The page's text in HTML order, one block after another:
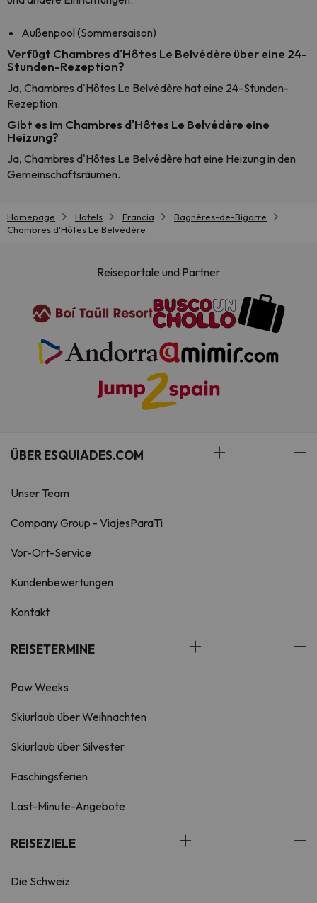
Außenpool (Sommersaison)
Verfügt Chambres d'Hôtes Le Belvédère über eine 24-
Stunden-Rezeption?
Ja, Chambres d'Hôtes Le Belvédère hat eine 24-Stunden-
Rezeption.
Gibt es im Chambres d'Hôtes Le Belvédère eine
Heizung?
Ja, Chambres d'Hôtes Le Belvédère hat eine Heizung in den
Gemeinschaftsräumen.
Homepage Hotels Francia
Bagnères-de-Bigorre
Chambres d'Hôtes Le Belvédère
Reiseportale und Partner
ÜBER ESQUIADES.COM
Unser Team
Company Group - ViajesParaTi
Vor-Ort-Service
Kundenbewertungen
Kontakt
REISETERMINE
Pow Weeks
Skiurlaub über Weihnachten
Skiurlaub über Silvester
Faschingsferien
Last-Minute-Angebote
REISEZIELE
Die Schweiz